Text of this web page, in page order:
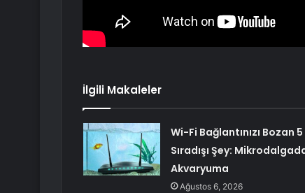
İlgili Makaleler
Wi-Fi Bağlantınızı Bozan 5
Sıradışı Şey:
Akvaryuma
Ağustos 6, 2026